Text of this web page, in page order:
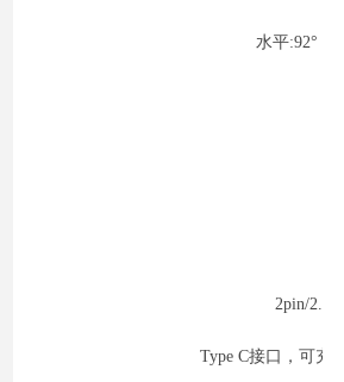
水平:92°，
2pin/2.0
Type C接口，可充